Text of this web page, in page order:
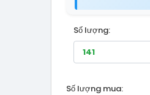
Số lượng:
Số lượng mua: